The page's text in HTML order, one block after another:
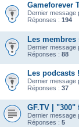
Gameforever
Dernier message
Réponses : 194
Les membres
Dernier message
Réponses : 88
Les podcasts !
Dernier message
Réponses : 37
GF.TV | "300"
Dernier message
Réponses : 5